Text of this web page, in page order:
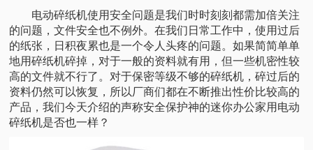
电动碎纸机使用安全问题是我们时时刻刻都需加倍关注
的问题，文件安全也不例外。在我们日常工作中，使用过后
的纸张，日积夜累也是一个令人头疼的问题。如果简简单单
地用碎纸机碎掉，对于一般的资料就有用，但一些机密性较
高的文件就不行了。对于保密等级不够的碎纸机，碎过后的
资料仍然可以恢复，所以厂商们都在不断推出性价比较高的
产品，我们今天介绍的声称安全保护神的迷你办公家用电动
碎纸机是否也一样？